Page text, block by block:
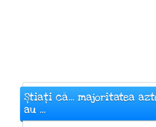
Știați că... majoritatea
au ...